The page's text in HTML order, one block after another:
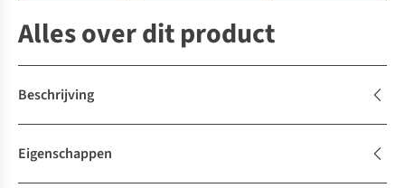
Alles over dit product
Beschrijving
Eigenschappen